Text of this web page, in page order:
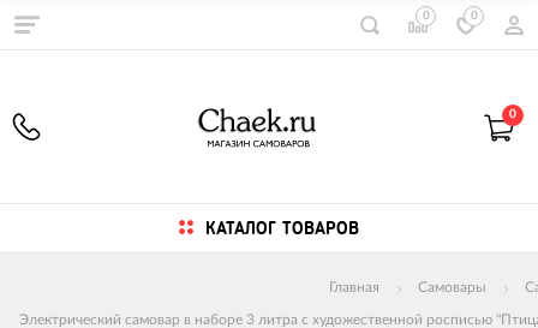
0 0
0
КАТАЛОГ ТОВАРОВ
Главная Самовары
Электрический самовар в наборе 3 литра с художественной росписью